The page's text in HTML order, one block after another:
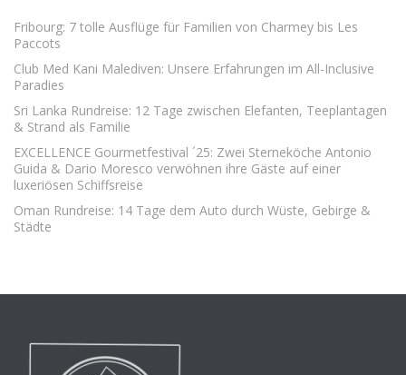
Fribourg: 7 tolle Ausflüge für Familien von Charmey bis Les
Paccots
Club Med Kani Malediven: Unsere Erfahrungen im All-Inclusive
Paradies
Sri Lanka Rundreise: 12 Tage zwischen Elefanten, Teeplantagen
& Strand als Familie
EXCELLENCE Gourmetfestival ´25: Zwei Sterneköche Antonio
Guida & Dario Moresco verwöhnen ihre Gäste auf einer
luxeriösen Schiffsreise
Oman Rundreise: 14 Tage dem Auto durch Wüste, Gebirge &
Städte